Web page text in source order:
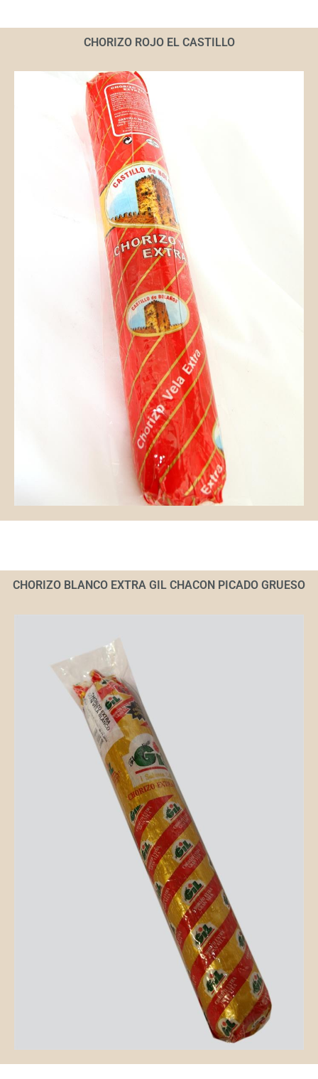
CHORIZO ROJO EL CASTILLO
CHORIZO BLANCO EXTRA GIL CHACON PICADO GRUESO